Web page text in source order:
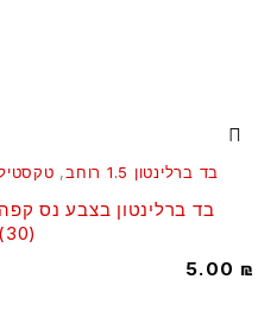
בד ברלינטון 1.5 רוחב , טקסטיל
בד ברלינטון בצבע נס קפה
5.00